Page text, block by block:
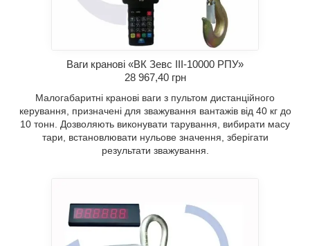
Ваги кранові «ВК Зевс III-10000 РПУ»
28 967,40 грн
Малогабаритні кранові ваги з пультом дистанційного
керування, призначені для зважування вантажів від 40 кг до
10 тонн. Дозволяють виконувати тарування, вибирати масу
тари, встановлювати нульове значення, зберігати
результати зважування.